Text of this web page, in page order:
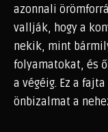
azonnali
vallják, hogy a
nekik, mint
folyamatokat, és
a végéig. Ez a
önbizalmat a